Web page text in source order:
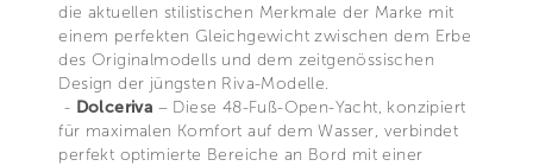
die aktuellen stilistischen Merkmale der Marke mit
einem perfekten Gleichgewicht zwischen dem Erbe
des Originalmodells und dem zeitgenössischen
Design der jüngsten Riva-Modelle.
- Dolceriva – Diese 48-Fuß-Open-Yacht, konzipiert
für maximalen Komfort auf dem Wasser, verbindet
perfekt optimierte Bereiche an Bord mit einer